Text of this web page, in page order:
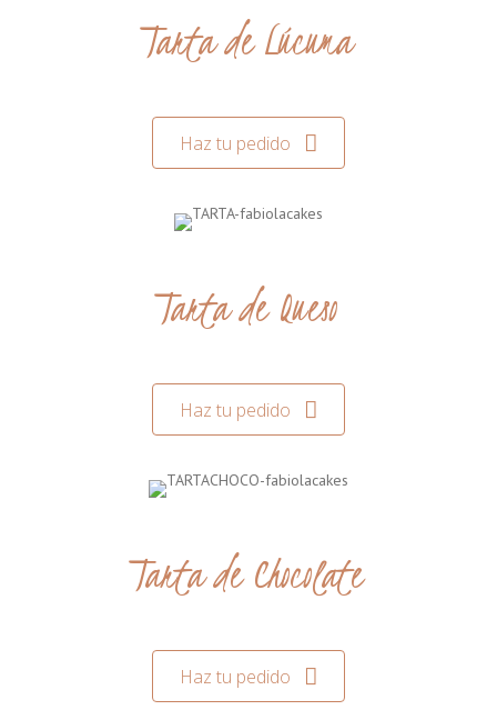
Tarta de Lúcuma
Haz tu pedido
Tarta de Queso
Haz tu pedido
Tarta de Chocolate
Haz tu pedido